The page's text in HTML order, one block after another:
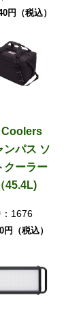
円（税込）
Coolers
ンパス ソ
クーラー
45.4L)
1676
円（税込）